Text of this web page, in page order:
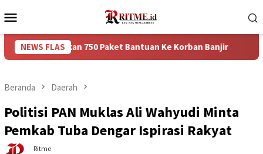
ke
Mobile
NEWS FLAS
750 Paket Bantuan Ke Korban Banjir Puncak
Beranda Daerah
Politisi PAN Muklas Ali Wahyudi Minta
Pemkab Tuba Dengar Ispirasi Rakyat
Ritme